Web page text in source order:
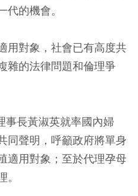
的機會。
用對象，社會已有高度共
雜的法律問題和倫理爭
事長黃淑英就率國內婦
同聲明，呼籲政府將單身
適用對象；至於代理孕母